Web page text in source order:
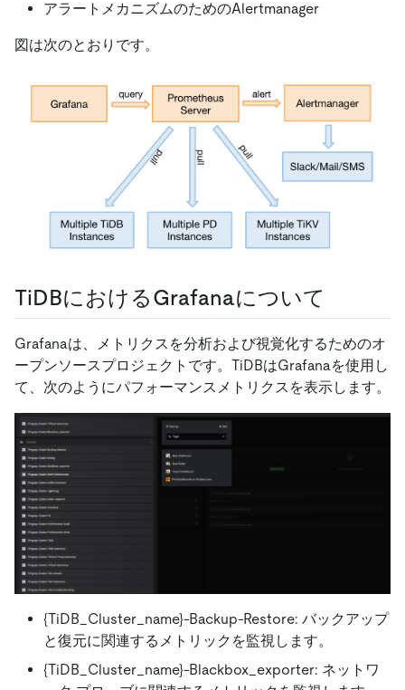
アラートメカニズムのためのAlertmanager
図は次のとおりです。
TiDBにおけるGrafanaについて
Grafanaは、メトリクスを分析および視覚化するためのオ
ープンソースプロジェクトです。TiDBはGrafanaを使用し
て、次のようにパフォーマンスメトリクスを表示します。
{TiDB_Cluster_name}-Backup-Restore: バックアップ
と復元に関連するメトリックを監視します。
{TiDB_Cluster_name}-Blackbox_exporter: ネットワ